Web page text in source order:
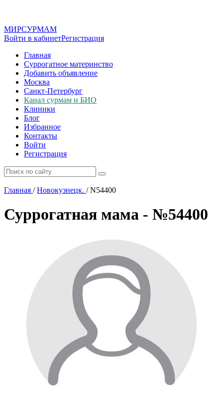
МИРСУРМАМ
Войти в кабинетРегистрация
Главная
Суррогатное материнство
Добавить объявление
Москва
Санкт-Петербург
Канал сурмам и БИО
Клиники
Блог
Избранное
Контакты
Войти
Регистрация
Главная / Новокузнецк. /N54400
Суррогатная мама - №54400